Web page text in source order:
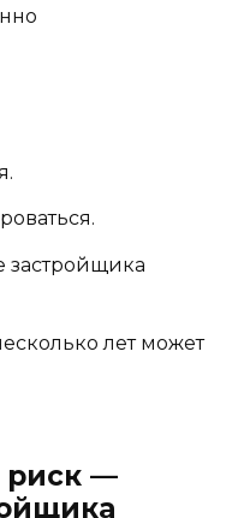
лет может
риск —